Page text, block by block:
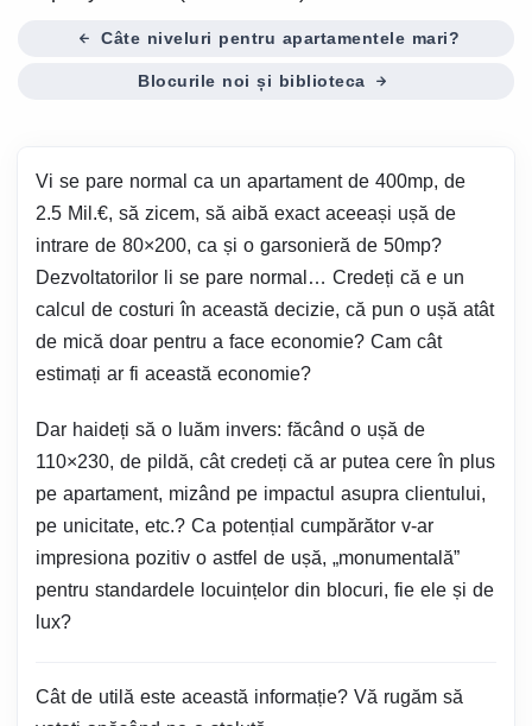
Câte niveluri pentru apartamentele mari?
Blocurile noi și biblioteca
Vi se pare normal ca un apartament de 400mp, de
2.5 Mil.€, să zicem, să aibă exact aceeași ușă de
intrare de 80×200, ca și o garsonieră de 50mp?
Dezvoltatorilor li se pare normal… Credeți că e un
calcul de costuri în această decizie, că pun o ușă atât
de mică doar pentru a face economie? Cam cât
estimați ar fi această economie?
Dar haideți să o luăm invers: făcând o ușă de
110×230, de pildă, cât credeți că ar putea cere în plus
pe apartament, mizând pe impactul asupra clientului,
pe unicitate, etc.? Ca potențial cumpărător v-ar
impresiona pozitiv o astfel de ușă, „monumentală”
pentru standardele locuințelor din blocuri, fie ele și de
lux?
Cât de utilă este această informație? Vă rugăm să